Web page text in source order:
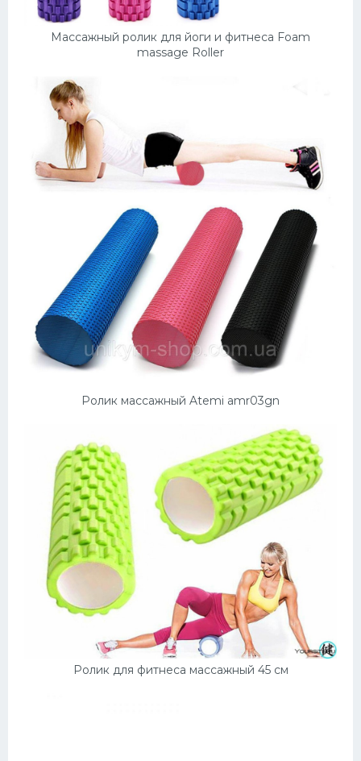
Массажный ролик для йоги и фитнеса Foam
massage Roller
Ролик массажный Atemi amr03gn
Ролик для фитнеса массажный 45 см
Тренажеры
Интерьер квартиры